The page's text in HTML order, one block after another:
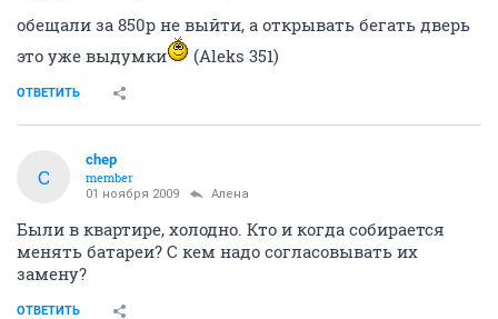
обещали за 850р не выйти, а открывать бегать дверь
это уже выдумки
(Aleks 351)
ОТВЕТИТЬ
C
chep
member
01 ноября 2009 Алена
Были в квартире, холодно. Кто и когда собирается
менять батареи? С кем надо согласовывать их
замену?
ОТВЕТИТЬ